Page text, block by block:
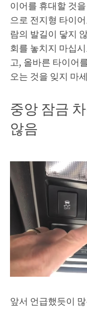
이어를 휴대할 것
으로 전지형 타이
람의 발길이 닿지
회를 놓치지 마십
고, 올바른 타이어
오는 것을 잊지 마
중앙 잠금
않음
앞서 언급했듯이